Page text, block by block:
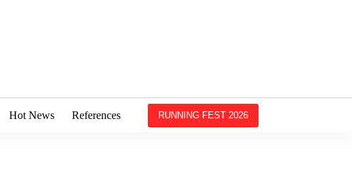
Hot News References RUNNING FEST 2026